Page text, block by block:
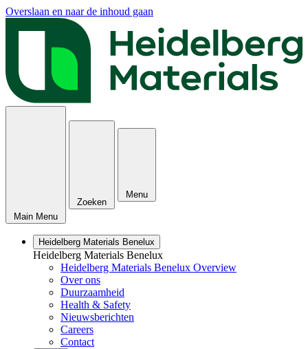
Overslaan en naar de inhoud gaan
Main Menu
Zoeken
Menu
Heidelberg Materials Benelux
Heidelberg Materials Benelux
Heidelberg Materials Benelux Overview
Over ons
Duurzaamheid
Health & Safety
Nieuwsberichten
Careers
Contact